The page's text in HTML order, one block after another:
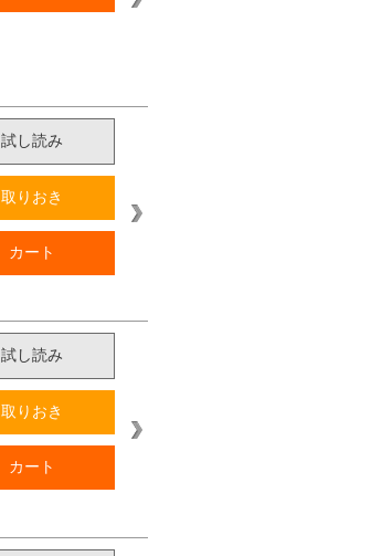
試し読み
取りおき
カート
試し読み
取りおき
カート